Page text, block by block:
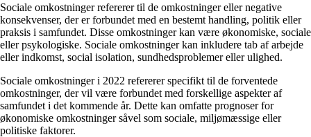
Sociale omkostninger refererer til de omkostninger eller negative
konsekvenser, der er forbundet med en bestemt handling, politik eller
praksis i samfundet. Disse omkostninger kan være økonomiske, sociale
eller psykologiske. Sociale omkostninger kan inkludere tab af arbejde
eller indkomst, social isolation, sundhedsproblemer eller ulighed.
Sociale omkostninger i 2022 refererer specifikt til de forventede
omkostninger, der vil være forbundet med forskellige aspekter af
samfundet i det kommende år. Dette kan omfatte prognoser for
økonomiske omkostninger såvel som sociale, miljømæssige eller
politiske faktorer.